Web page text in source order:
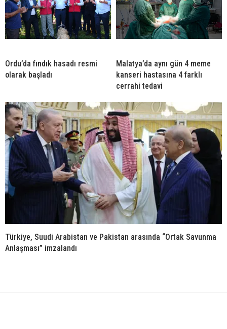
Ordu’da fındık hasadı resmi
olarak başladı
Malatya’da aynı gün 4 meme
kanseri hastasına 4 farklı
cerrahi tedavi
Türkiye, Suudi Arabistan ve Pakistan arasında “Ortak Savunma
Anlaşması” imzalandı